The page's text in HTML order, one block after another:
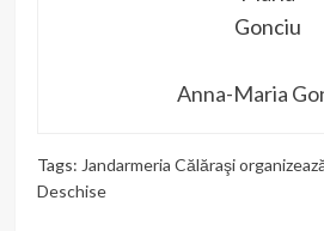
Anna-Maria
Tags: Jandarmeria Călăraşi
Deschise